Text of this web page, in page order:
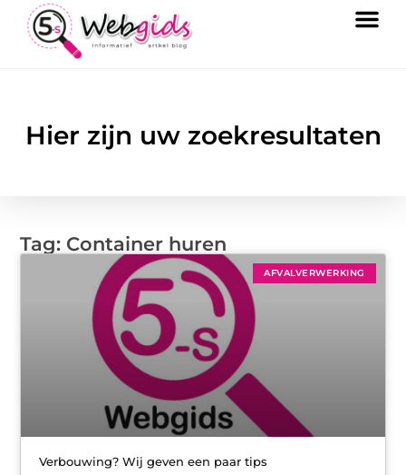
Hier zijn uw zoekresultaten
Tag: Container huren
AFVALVERWERKING
Verbouwing? Wij geven een paar tips